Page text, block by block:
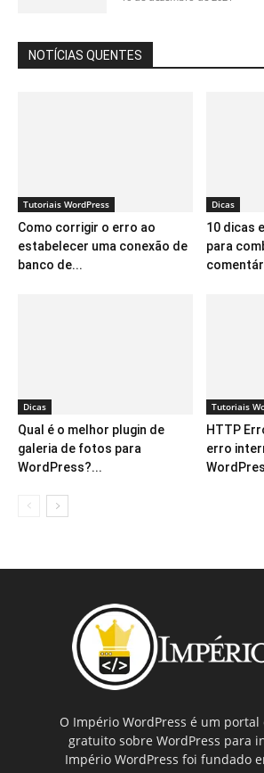
NOTÍCIAS QUENTES
Tutoriais WordPress
Como corrigir o erro ao
estabelecer uma conexão de
banco de...
Dicas
10 dicas
para
Dicas
Qual é o melhor plugin de
galeria de fotos para
WordPress?...
Tutoriais
HTTP
erro
O Império WordPress é um
gratuito sobre WordPress para
Império WordPress foi fundado